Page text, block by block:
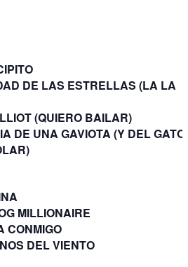
DE LAS ESTRELLAS (LA LA
(QUIERO BAILAR)
DE UNA GAVIOTA (Y DEL GATO
MILLIONAIRE
CONMIGO
DEL VIENTO